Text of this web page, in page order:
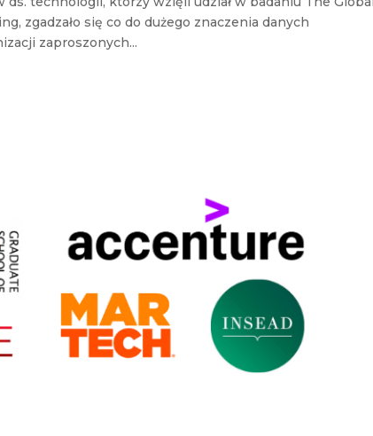
zgadzało się co do dużego znaczenia danych
zaproszonych...